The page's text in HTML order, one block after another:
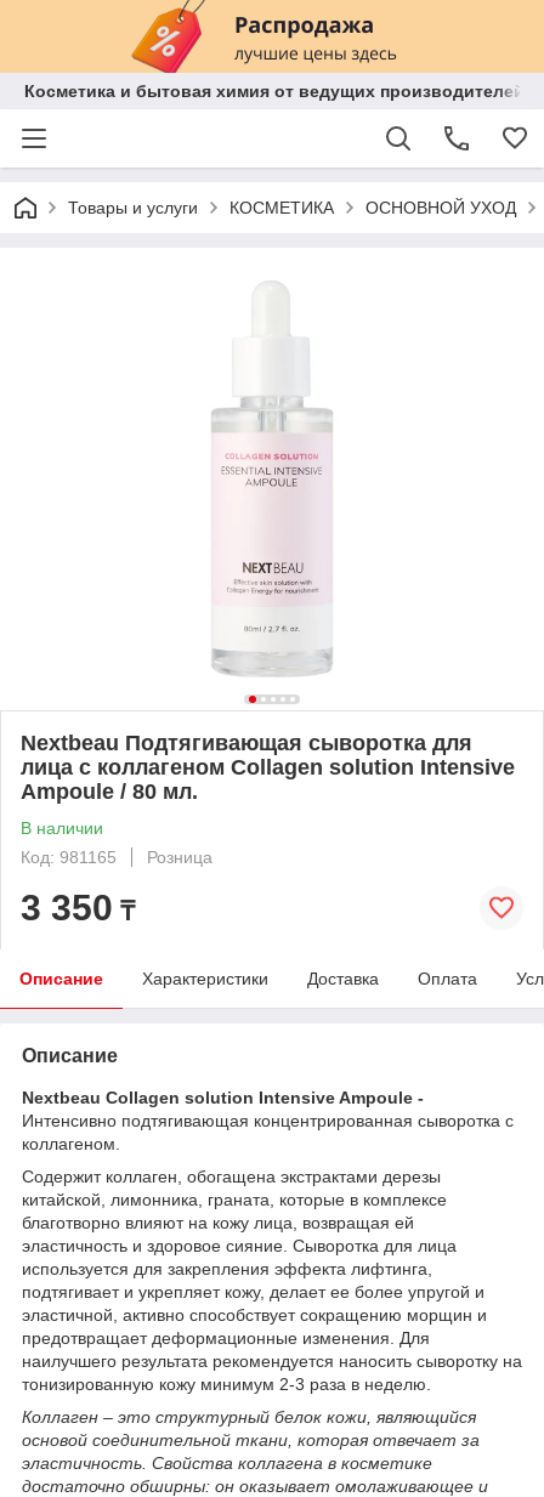
Косметика и бытовая химия от ведущих производителей
Товары и услуги КОСМЕТИКА ОСНОВНОЙ УХОД
Nextbeau Подтягивающая сыворотка для
лица с коллагеном Collagen solution Intensive
Ampoule / 80 мл.
В наличии
Код: 981165
Розница
3 350 ₸
Описание Характеристики Доставка Оплата
Описание
Nextbeau Collagen solution Intensive Ampoule -
Интенсивно подтягивающая концентрированная сыворотка с
коллагеном.
Содержит коллаген, обогащена экстрактами дерезы
китайской, лимонника, граната, которые в комплексе
благотворно влияют на кожу лица, возвращая ей
эластичность и здоровое сияние. Сыворотка для лица
используется для закрепления эффекта лифтинга,
подтягивает и укрепляет кожу, делает ее более упругой и
эластичной, активно способствует сокращению морщин и
предотвращает деформационные изменения. Для
наилучшего результата рекомендуется наносить сыворотку на
тонизированную кожу минимум 2-3 раза в неделю.
Коллаген – это структурный белок кожи, являющийся
основой соединительной ткани, которая отвечает за
эластичность. Свойства коллагена в косметике
достаточно обширны: он оказывает омолаживающее и